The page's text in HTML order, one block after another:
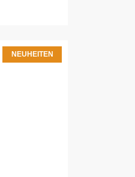
NEUHEITEN